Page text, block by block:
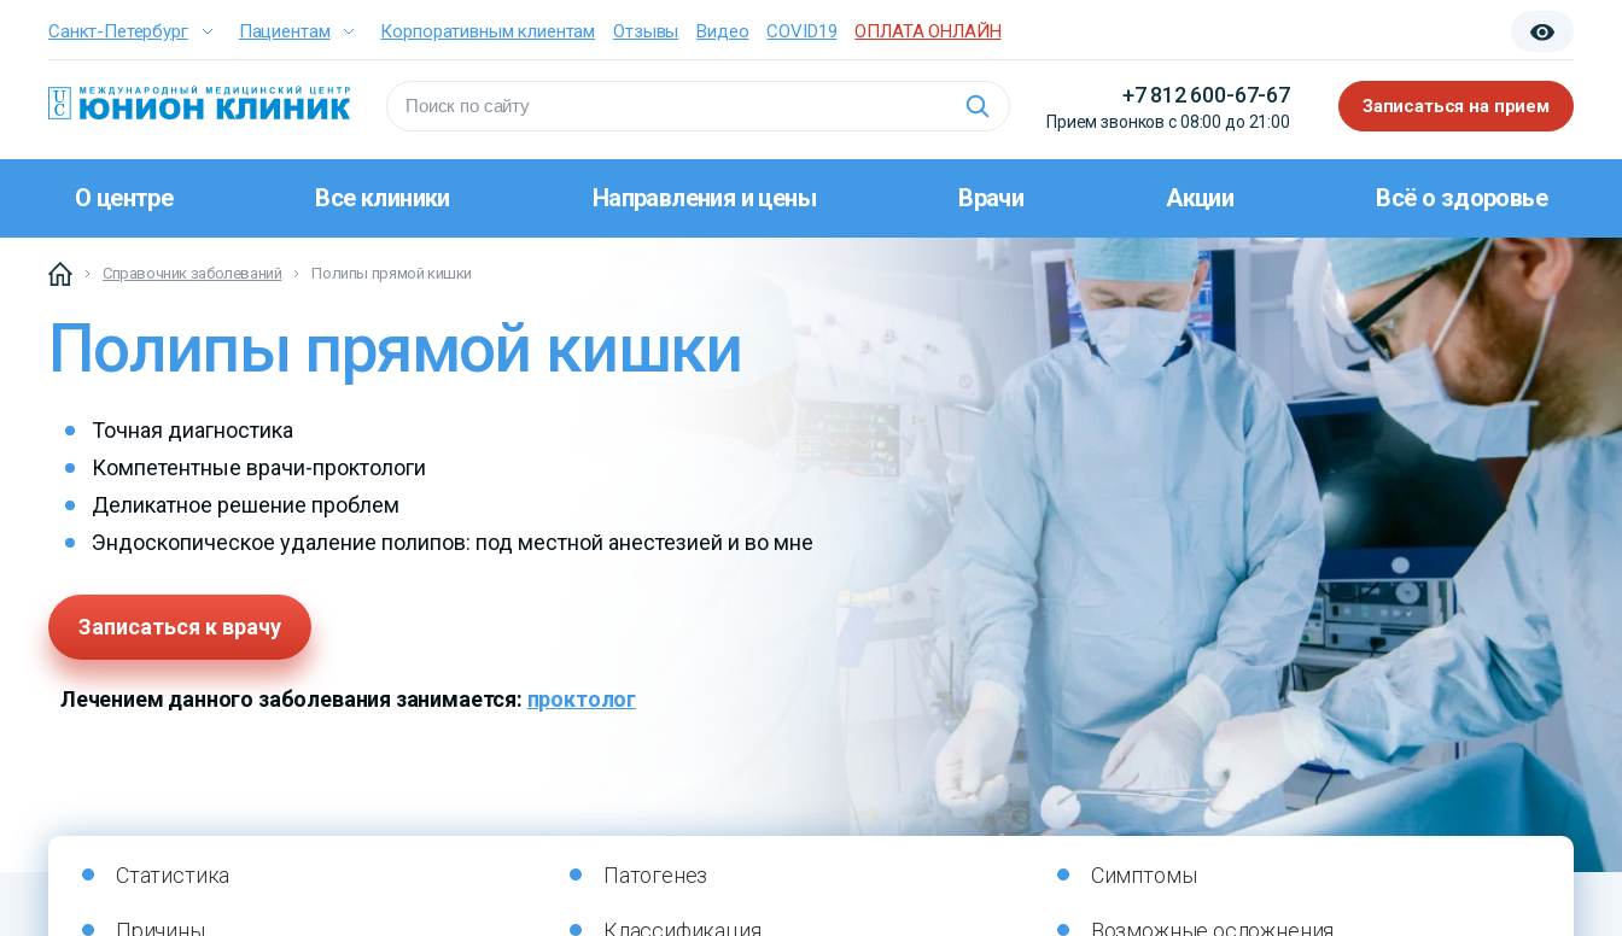
Санкт-Петербург Пациентам Корпоративным клиентам Отзывы Видео COVID19 ОПЛАТА ОНЛАЙН
+7 812 600-67-67
Прием звонков с 08:00 до 21:00
Записаться на прием
О центре Все клиники Направления и цены Врачи Акции Всё о здоровье
Справочник заболеваний Полипы прямой кишки
Полипы прямой кишки
Точная диагностика
Компетентные врачи-проктологи
Деликатное решение проблем
Эндоскопическое удаление полипов: под местной анестезией и во мне
Записаться к врачу
Лечением данного заболевания занимается: проктолог
Статистика Патогенез Симптомы
Причины Классификация Возможные осложнения